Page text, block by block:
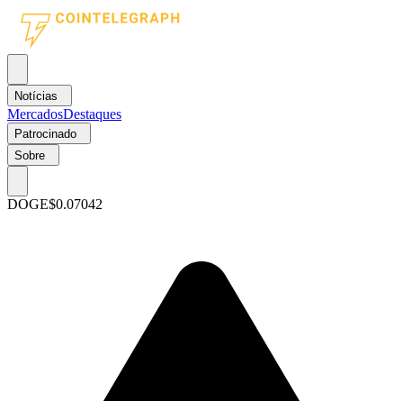
Notícias
MercadosDestaques
Patrocinado
Sobre
DOGE$0.07042